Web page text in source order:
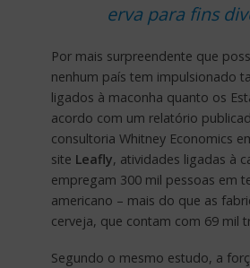
erva para fins
Por mais surpreendente que
nenhum país tem impulsionado
ligados à maconha quanto os
acordo com um relatório
consultoria Whitney Economics
site Leafly, atividades ligadas à
empregam 300 mil pessoas em
americano – mais do que as
cerveja, que contam com 69 mil
Segundo o mesmo estudo, a